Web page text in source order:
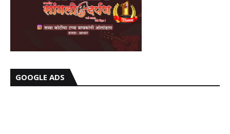
GOOGLE ADS